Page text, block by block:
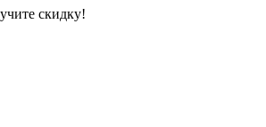
скидку!